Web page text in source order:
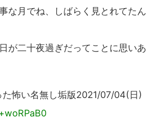
な月でね、しばらく見とれてたん
が二十夜過ぎだってことに思いあ
怖い名無し垢版2021/07/04(日)